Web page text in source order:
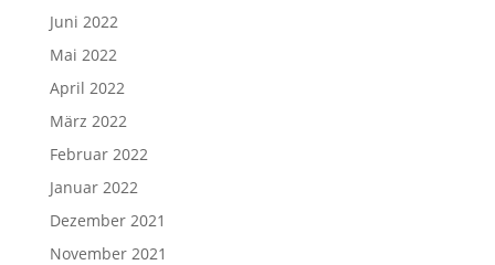
Juni 2022
Mai 2022
April 2022
März 2022
Februar 2022
Januar 2022
Dezember 2021
November 2021